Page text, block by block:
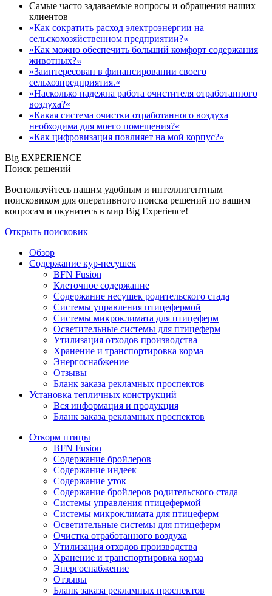
Самые часто задаваемые вопросы и обращения наших
клиентов
»Как сократить расход электроэнергии на
сельскохозяйственном предприятии?«
»Как можно обеспечить больший комфорт содержания
животных?«
»Заинтересован в финансировании своего
сельхозпредприятия.«
»Насколько надежна работа очистителя отработанного
воздуха?«
»Какая система очистки отработанного воздуха
необходима для моего помещения?«
»Как цифровизация повлияет на мой корпус?«
Big EXPERIENCE
Поиск решений
Воспользуйтесь нашим удобным и интеллигентным
поисковиком для оперативного поиска решений по вашим
вопросам и окунитесь в мир Big Experience!
Открыть поисковик
Обзор
Содержание кур-несушек
BFN Fusion
Клеточное содержание
Содержание несушек родительского стада
Системы управления птицефермой
Системы микроклимата для птицеферм
Осветительные системы для птицеферм
Утилизация отходов производства
Хранение и транспортировка корма
Энергоснабжение
Отзывы
Бланк заказа рекламных проспектов
Установка тепличных конструкций
Вся информация и продукция
Бланк заказа рекламных проспектов
Откорм птицы
BFN Fusion
Содержание бройлеров
Содержание индеек
Содержание уток
Содержание бройлеров родительского стада
Системы управления птицефермой
Системы микроклимата для птицеферм
Осветительные системы для птицеферм
Очистка отработанного воздуха
Утилизация отходов производства
Хранение и транспортировка корма
Энергоснабжение
Отзывы
Бланк заказа рекламных проспектов